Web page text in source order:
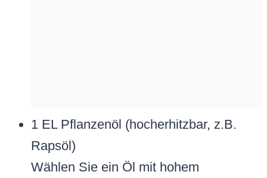
1 EL Pflanzenöl (hocherhitzbar, z.B.
Rapsöl)
Wählen Sie ein Öl mit hohem